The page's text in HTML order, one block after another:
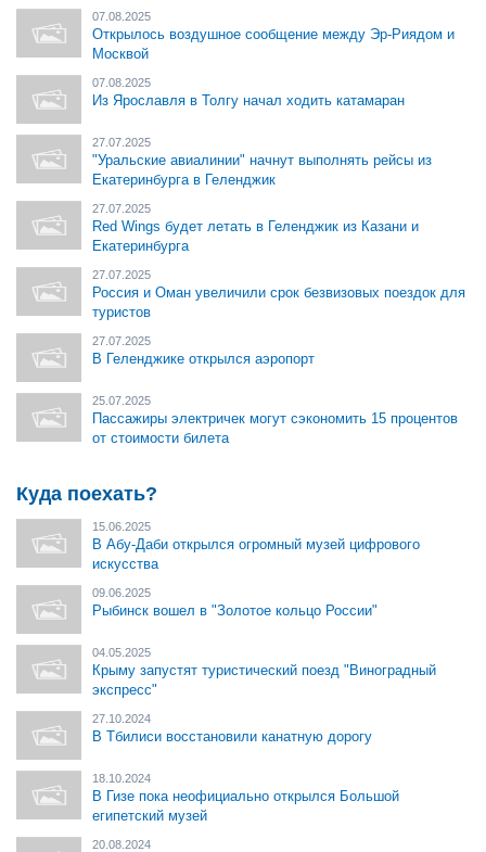
07.08.2025
Открылось воздушное сообщение между Эр-Риядом и
Москвой
07.08.2025
Из Ярославля в Толгу начал ходить катамаран
27.07.2025
"Уральские авиалинии" начнут выполнять рейсы из
Екатеринбурга в Геленджик
27.07.2025
Red Wings будет летать в Геленджик из Казани и
Екатеринбурга
27.07.2025
Россия и Оман увеличили срок безвизовых поездок для
туристов
27.07.2025
В Геленджике открылся аэропорт
25.07.2025
Пассажиры электричек могут сэкономить 15 процентов
от стоимости билета
Куда поехать?
15.06.2025
В Абу-Даби открылся огромный музей цифрового
искусства
09.06.2025
Рыбинск вошел в "Золотое кольцо России"
04.05.2025
Крыму запустят туристический поезд "Виноградный
экспресс"
27.10.2024
В Тбилиси восстановили канатную дорогу
18.10.2024
В Гизе пока неофициально открылся Большой
египетский музей
20.08.2024